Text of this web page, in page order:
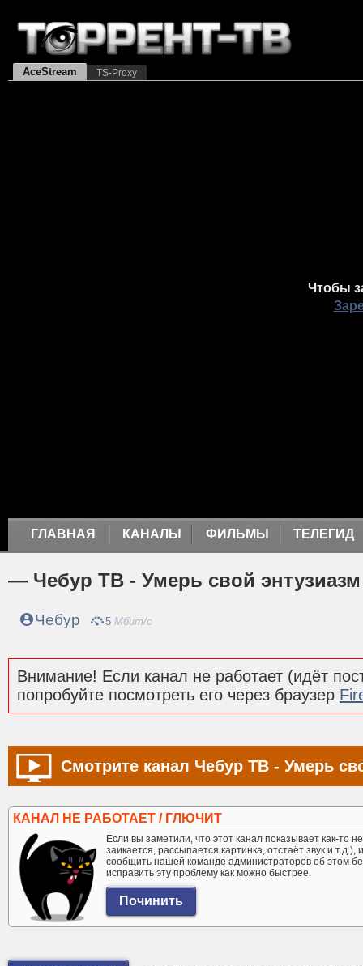
AceStream TS-Proxy
Чтобы
ГЛАВНАЯ КАНАЛЫ ФИЛЬМЫ ТЕЛЕГИД
— Чебур ТВ - Умерь свой энтузиазм
Чебур 5 Мбит/с
Внимание! Если канал не работает (идёт
попробуйте посмотреть его через браузер
Смотрите канал Чебур ТВ - Умерь
КАНАЛ НЕ РАБОТАЕТ / ГЛЮЧИТ
Если вы заметили, что этот канал показывает как-то
заикается, рассыпается картинка, отстаёт звук и
сообщить нашей команде администраторов об этом
исправить эту проблему как можно быстрее.